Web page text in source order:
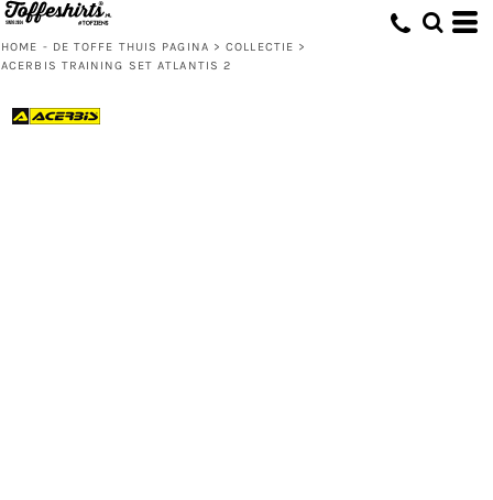
HOME - DE TOFFE THUIS PAGINA > COLLECTIE >
ACERBIS TRAINING SET ATLANTIS 2